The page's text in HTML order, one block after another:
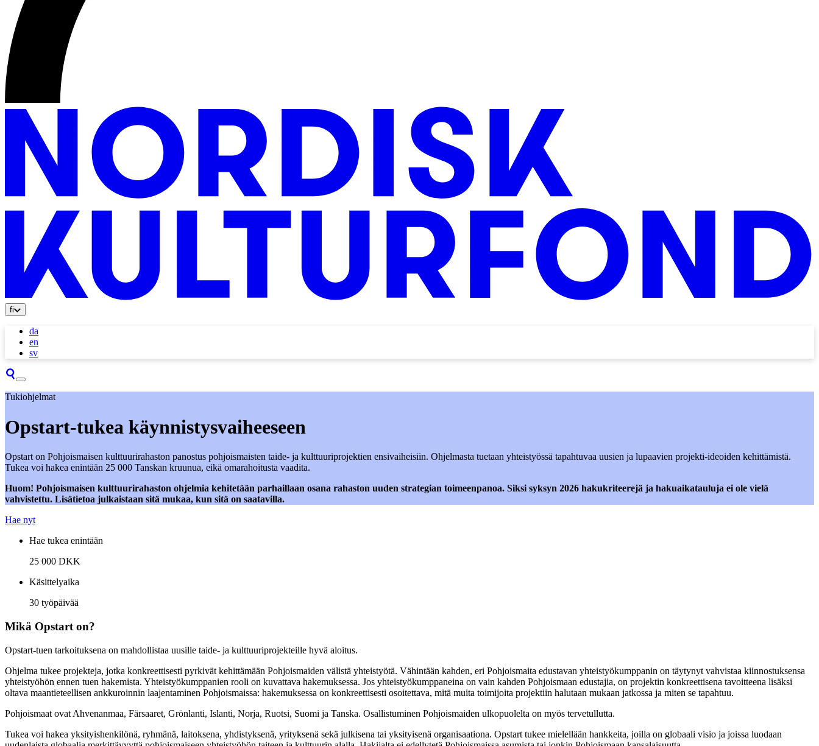
fi
da
en
sv
Tukiohjelmat
Opstart-tukea käynnistysvaiheeseen
Opstart on Pohjoismaisen kulttuurirahaston panostus pohjoismaisten taide- ja kulttuuriprojektien ensivaiheisiin. Ohjelmasta tuetaan yhteistyössä tapahtuvaa uusien ja lupaavien projekti-ideoiden kehittämistä.
Tukea voi hakea enintään 25 000 Tanskan kruunua, eikä omarahoitusta vaadita.
Huom! Pohjoismaisen kulttuurirahaston ohjelmia kehitetään parhaillaan osana rahaston uuden strategian toimeenpanoa. Siksi syksyn 2026 hakukriteerejä ja hakuaikatauluja ei ole vielä
vahvistettu. Lisätietoa julkaistaan sitä mukaa, kun sitä on saatavilla.
Hae nyt
Hae tukea enintään
25 000 DKK
Käsittelyaika
30 työpäivää
Mikä Opstart on?
Opstart-tuen tarkoituksena on mahdollistaa uusille taide- ja kulttuuriprojekteille hyvä aloitus.
Ohjelma tukee projekteja, jotka konkreettisesti pyrkivät kehittämään Pohjoismaiden välistä yhteistyötä. Vähintään kahden, eri Pohjoismaita edustavan yhteistyökumppanin on täytynyt vahvistaa kiinnostuksensa
yhteistyöhön ennen tuen hakemista. Yhteistyökumppanien rooli on kuvattava hakemuksessa. Jos yhteistyökumppaneina on vain kahden Pohjoismaan edustajia, on projektin konkreettisena tavoitteena lisäksi
oltava maantieteellisen ankkuroinnin laajentaminen Pohjoismaissa: hakemuksessa on konkreettisesti osoitettava, mitä muita toimijoita projektiin halutaan mukaan jatkossa ja miten se tapahtuu.
Pohjoismaat ovat Ahvenanmaa, Färsaaret, Grönlanti, Islanti, Norja, Ruotsi, Suomi ja Tanska. Osallistuminen Pohjoismaiden ulkopuolelta on myös tervetullutta.
Tukea voi hakea yksityishenkilönä, ryhmänä, laitoksena, yhdistyksenä, yrityksenä sekä julkisena tai yksityisenä organisaationa. Opstart tukee mielellään hankkeita, joilla on globaali visio ja joissa luodaan